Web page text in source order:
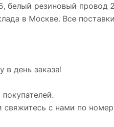
белый резиновый
в Москве. Все
в день заказа!
свяжитесь с нами по